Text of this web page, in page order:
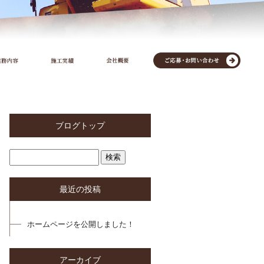
ブログトップ
最近の投稿
ホームページを公開しました！
アーカイブ